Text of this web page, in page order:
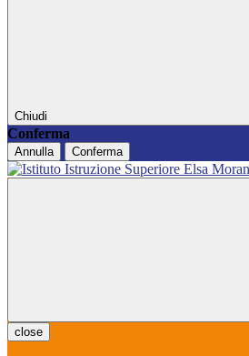
Chiudi
Conferma
Annulla Conferma
close